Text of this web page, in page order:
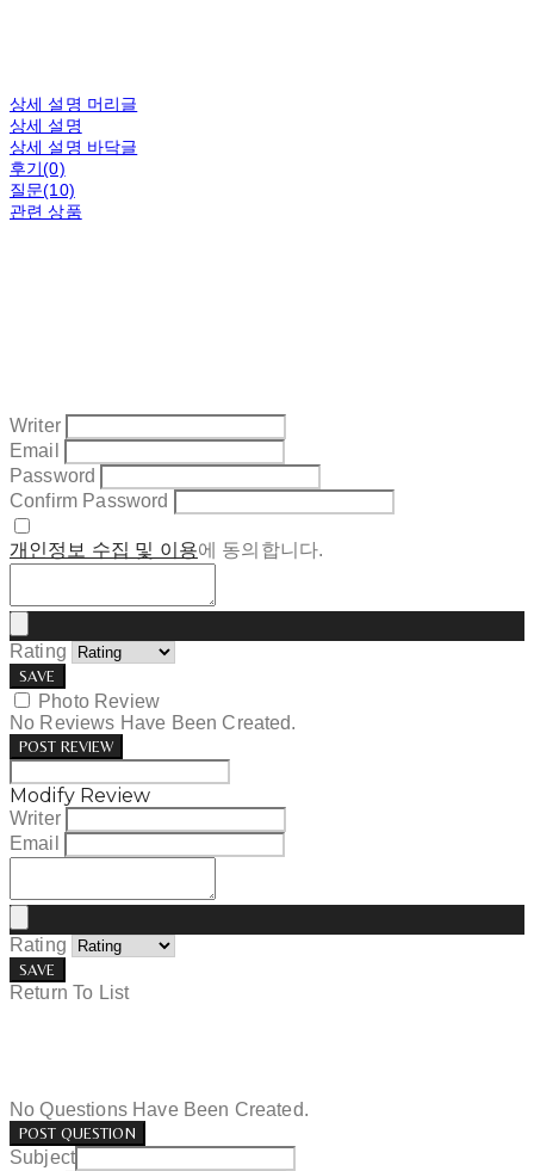
상세 설명 머리글
상세 설명
상세 설명 바닥글
후기(0)
질문(10)
관련 상품
Writer
Email
Password
Confirm Password
개인정보 수집 및 이용에 동의합니다.
Rating
SAVE
Photo Review
No Reviews Have Been Created.
POST REVIEW
Modify Review
Writer
Email
Rating
SAVE
Return To List
No Questions Have Been Created.
POST QUESTION
Subject